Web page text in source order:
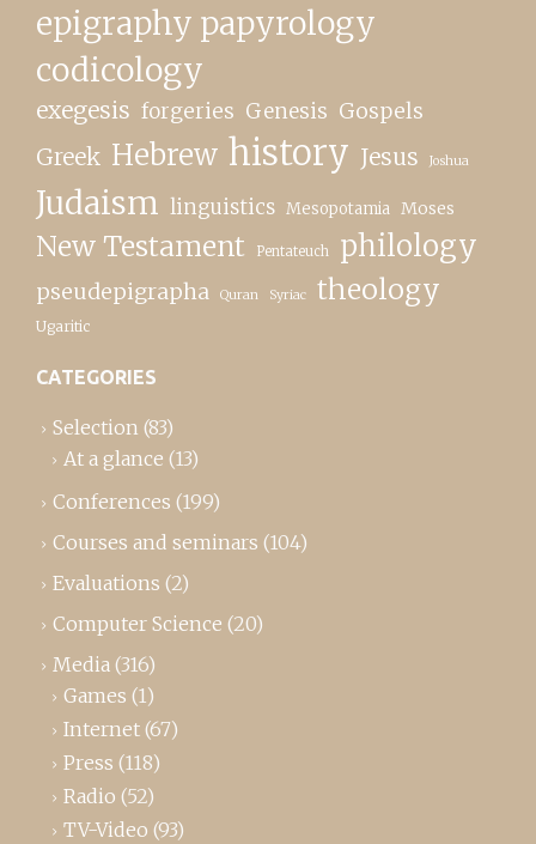
epigraphy papyrology
codicology
exegesis forgeries Genesis Gospels
Greek Hebrew history Jesus Joshua
Judaism linguistics Mesopotamia Moses
New Testament Pentateuch philology
pseudepigrapha Quran Syriac theology
Ugaritic
CATEGORIES
Selection (83)
At a glance (13)
Conferences (199)
Courses and seminars (104)
Evaluations (2)
Computer Science (20)
Media (316)
Games (1)
Internet (67)
Press (118)
Radio (52)
TV-Video (93)